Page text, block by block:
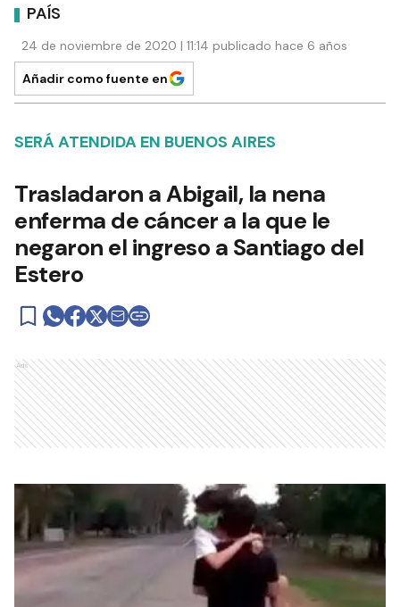
PAÍS
24 de noviembre de 2020 | 11:14 publicado hace 6 años
Añadir como fuente en
SERÁ ATENDIDA EN BUENOS AIRES
Trasladaron a Abigail, la nena
enferma de cáncer a la que le
negaron el ingreso a Santiago del
Estero
Ads